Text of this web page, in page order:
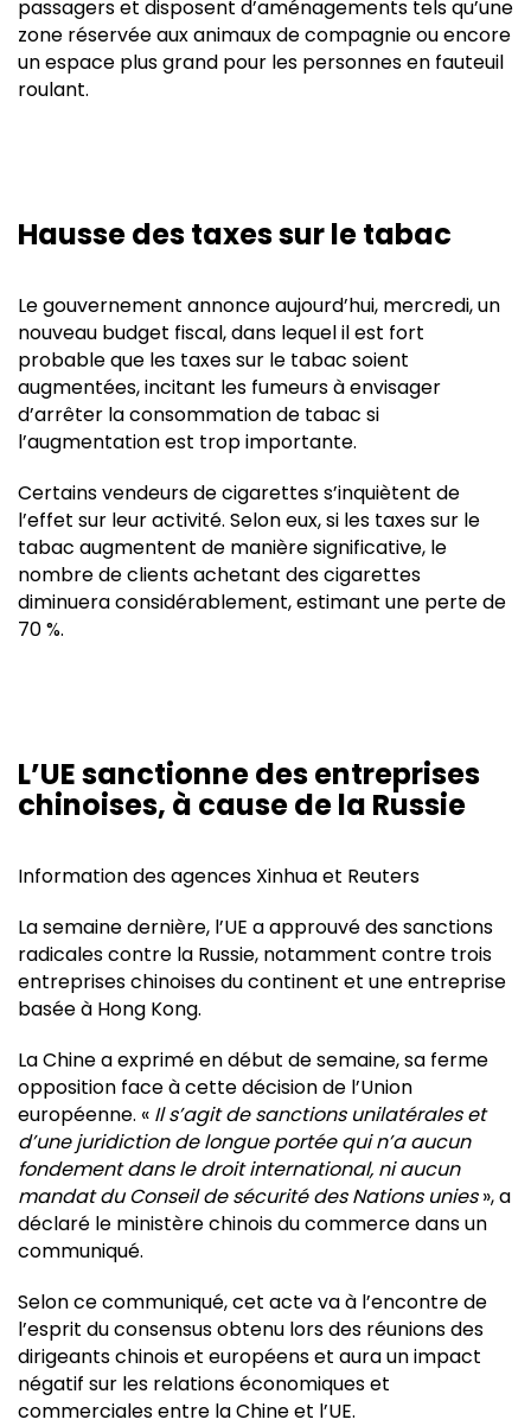
passagers et disposent d’aménagements tels qu’une
zone réservée aux animaux de compagnie ou encore
un espace plus grand pour les personnes en fauteuil
roulant.
Hausse des taxes sur le tabac
Le gouvernement annonce aujourd’hui, mercredi, un
nouveau budget fiscal, dans lequel il est fort
probable que les taxes sur le tabac soient
augmentées, incitant les fumeurs à envisager
d’arrêter la consommation de tabac si
l’augmentation est trop importante.
Certains vendeurs de cigarettes s’inquiètent de
l’effet sur leur activité. Selon eux, si les taxes sur le
tabac augmentent de manière significative, le
nombre de clients achetant des cigarettes
diminuera considérablement, estimant une perte de
70 %.
L’UE sanctionne des entreprises
chinoises, à cause de la Russie
Information des agences Xinhua et Reuters
La semaine dernière, l’UE a approuvé des sanctions
radicales contre la Russie, notamment contre trois
entreprises chinoises du continent et une entreprise
basée à Hong Kong.
La Chine a exprimé en début de semaine, sa ferme
opposition face à cette décision de l’Union
européenne. « Il s’agit de sanctions unilatérales et
d’une juridiction de longue portée qui n’a aucun
fondement dans le droit international, ni aucun
mandat du Conseil de sécurité des Nations unies», a
déclaré le ministère chinois du commerce dans un
communiqué.
Selon ce communiqué, cet acte va à l’encontre de
l’esprit du consensus obtenu lors des réunions des
dirigeants chinois et européens et aura un impact
négatif sur les relations économiques et
commerciales entre la Chine et l’UE.